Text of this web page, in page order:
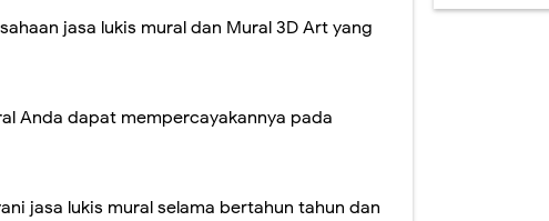
jasa lukis mural dan Mural 3D Art yang
Anda dapat mempercayakannya pada
jasa lukis mural selama bertahun tahun dan